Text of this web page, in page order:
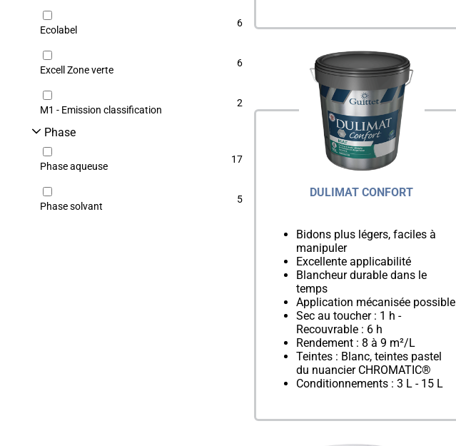
Ecolabel
6
Excell Zone verte
6
M1 - Emission classification
2
Phase
Phase aqueuse
17
Phase solvant
5 DULIMAT CONFORT
Bidons plus légers, faciles à
manipuler
Excellente applicabilité
Blancheur durable dans le
temps
Application mécanisée possible
Sec au toucher : 1 h -
Recouvrable : 6 h
Rendement : 8 à 9 m²/L
Teintes : Blanc, teintes pastel
du nuancier CHROMATIC®
Conditionnements : 3 L - 15 L